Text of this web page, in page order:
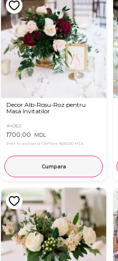
Decor Alb-Rosu-Roz pentru
Masa Invitatilor
#4063
1700,00 MDL
Pret in aplicatia OkFlora 1600,00 MDL
Cumpara